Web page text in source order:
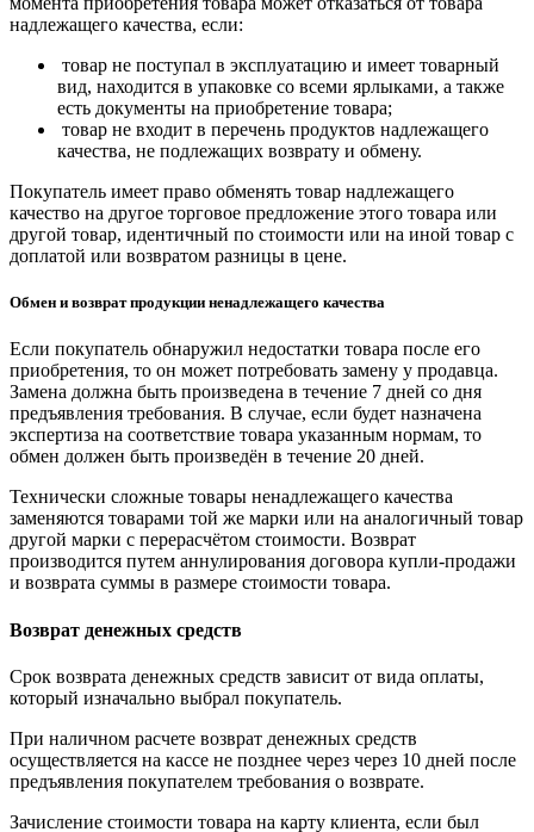
надлежащего качества, если:
товар не поступал в эксплуатацию и имеет товарный
вид, находится в упаковке со всеми ярлыками, а также
есть документы на приобретение товара;
товар не входит в перечень продуктов надлежащего
качества, не подлежащих возврату и обмену.
Покупатель имеет право обменять товар надлежащего
качество на другое торговое предложение этого товара или
другой товар, идентичный по стоимости или на иной товар с
доплатой или возвратом разницы в цене.
Обмен и возврат продукции ненадлежащего качества
Если покупатель обнаружил недостатки товара после его
приобретения, то он может потребовать замену у продавца.
Замена должна быть произведена в течение 7 дней со дня
предъявления требования. В случае, если будет назначена
экспертиза на соответствие товара указанным нормам, то
обмен должен быть произведён в течение 20 дней.
Технически сложные товары ненадлежащего качества
заменяются товарами той же марки или на аналогичный товар
другой марки с перерасчётом стоимости. Возврат
производится путем аннулирования договора купли-продажи
и возврата суммы в размере стоимости товара.
Возврат денежных средств
Срок возврата денежных средств зависит от вида оплаты,
который изначально выбрал покупатель.
При наличном расчете возврат денежных средств
осуществляется на кассе не позднее через через 10 дней после
предъявления покупателем требования о возврате.
Зачисление стоимости товара на карту клиента, если был